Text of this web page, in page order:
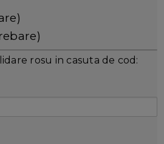
rosu in casuta de cod: